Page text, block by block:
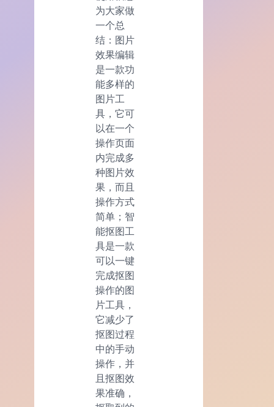
为大家做
一个总
结：图片
效果编辑
是一款功
能多样的
图片工
具，它可
以在一个
操作页面
内完成多
种图片效
果，而且
操作方式
简单；智
能抠图工
具是一款
可以一键
完成抠图
操作的图
片工具，
它减少了
抠图过程
中的手动
操作，并
且抠图效
果准确，